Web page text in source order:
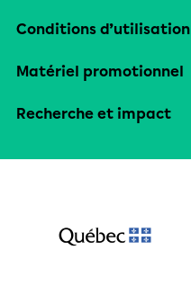
Conditions d’utilisation
Matériel promotionnel
Recherche et impact